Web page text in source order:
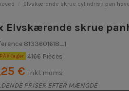
Elvskærende skrue cylindrisk pan
Elvskærende skrue
8133601618_1
PÃ¥ lager 4166 Pièces
€ inkl. moms
PRISER EFTER MÆNGDE